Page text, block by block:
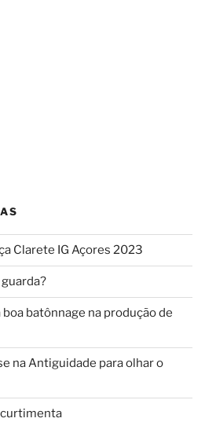
Clarete IG Açores 2023
batônnage na produção de
na Antiguidade para olhar o
curtimenta